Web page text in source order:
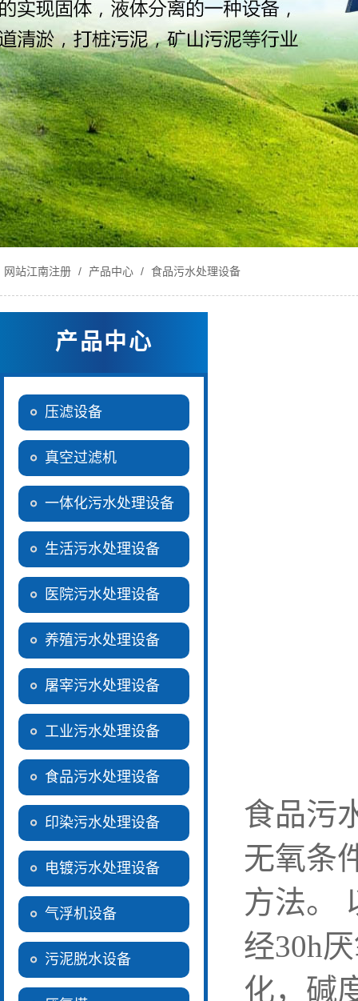
网站江南注册 / 产品中心 / 食品污水处理设备
产品中心
压滤设备
真空过滤机
一体化污水处理设备
生活污水处理设备
医院污水处理设备
养殖污水处理设备
屠宰污水处理设备
工业污水处理设备
食品污水处理设备
印染污水处理设备
电镀污水处理设备
气浮机设备
污泥脱水设备
食品污
无氧条
方法。
经30h
化，碱